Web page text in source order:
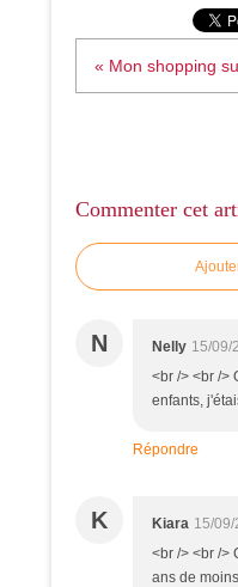
« Mon shopping
Commenter cet
N Nelly 15/09/
<br /> <br />
enfants,
Répondre
K Kiara 15/09/
<br /> <br />
ans de